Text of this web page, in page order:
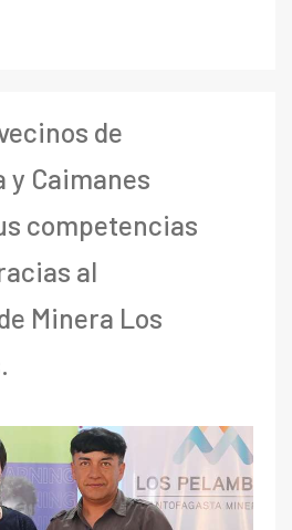
de
y Caimanes
competencias
al
Minera Los